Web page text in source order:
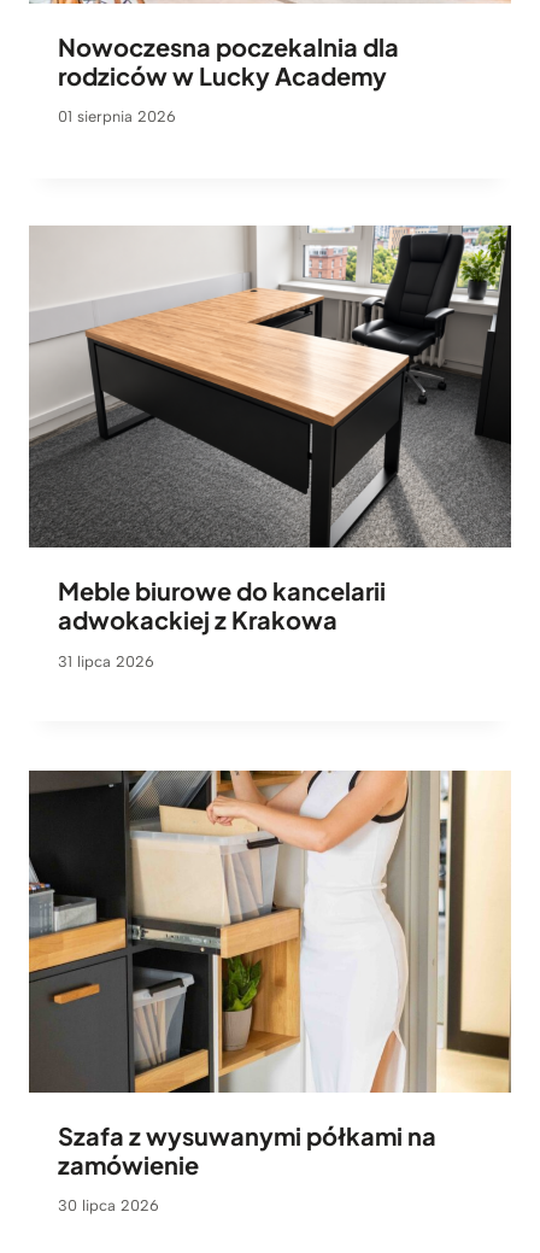
Nowoczesna poczekalnia dla
rodziców w Lucky Academy
01 sierpnia 2026
Meble biurowe do kancelarii
adwokackiej z Krakowa
31 lipca 2026
Szafa z wysuwanymi półkami na
zamówienie
30 lipca 2026